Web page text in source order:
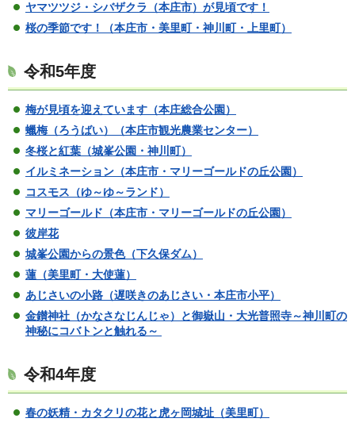
ヤマツツジ・シバザクラ（本庄市）が見頃です！
桜の季節です！（本庄市・美里町・神川町・上里町）
令和5年度
梅が見頃を迎えています（本庄総合公園）
蠟梅（ろうばい）（本庄市観光農業センター）
冬桜と紅葉（城峯公園・神川町）
イルミネーション（本庄市・マリーゴールドの丘公園）
コスモス（ゆ～ゆ～ランド）
マリーゴールド（本庄市・マリーゴールドの丘公園）
彼岸花
城峯公園からの景色（下久保ダム）
蓮（美里町・大使蓮）
あじさいの小路（遅咲きのあじさい・本庄市小平）
金鑚神社（かなさなじんじゃ）と御嶽山・大光普照寺～神川町の
神秘にコバトンと触れる～
令和4年度
春の妖精・カタクリの花と虎ヶ岡城址（美里町）